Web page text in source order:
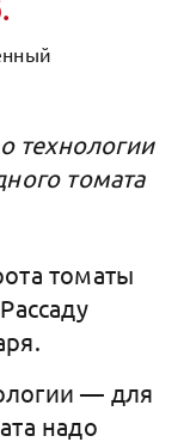
технологии
томата
томаты
— для
надо